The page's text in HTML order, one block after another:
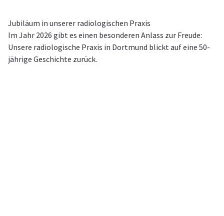
Jubiläum in unserer radiologischen Praxis
Im Jahr 2026 gibt es einen besonderen Anlass zur Freude:
Unsere radiologische Praxis in Dortmund blickt auf eine 50-
jährige Geschichte zurück.